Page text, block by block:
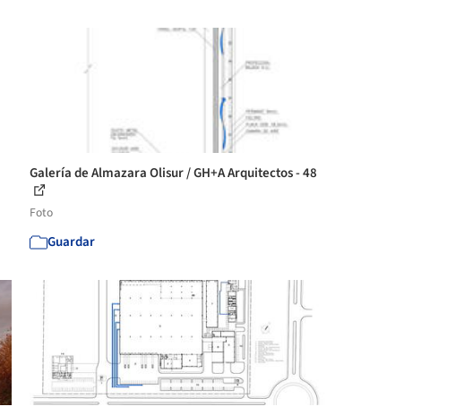
Galería de Almazara Olisur / GH+A Arquitectos - 48
Foto
Guardar